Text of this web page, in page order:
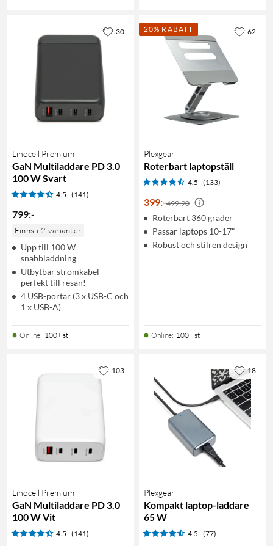
Linocell Premium
GaN Multiladdare PD 3.0
100 W Svart
4.5 (141)
799:-
Finns i 2 varianter
Upp till 100 W
snabbladdning
Utbytbar strömkabel –
perfekt till resan!
4 USB-portar (3 x USB-C och
1 x USB-A)
Online: 100+ st
30 20% RABATT
Plexgear
Roterbart laptopställ
4.5 (133)
399:-499:90
Roterbart 360 grader
Passar laptops 10-17"
Robust och stilren design
Online: 100+ st
62
Linocell Premium
GaN Multiladdare PD 3.0
100 W Vit
4.5 (141)
103
Plexgear
Kompakt laptop-laddare
65 W
4.5 (77)
18